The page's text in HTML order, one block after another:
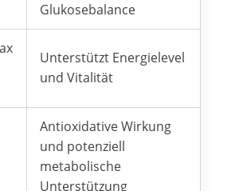
Glukosebalance
Unterstützt Energielevel
und Vitalität
Antioxidative Wirkung
und potenziell
metabolische
Unterstützung